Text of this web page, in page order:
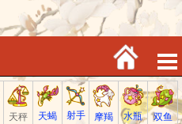
天秤 天蝎 射手 摩羯 水瓶 双鱼